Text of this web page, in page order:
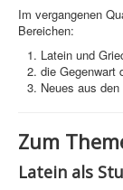
Im vergangenen
Bereichen:
Latein und
die Gegenwart
Neues aus
Zum
Latein als